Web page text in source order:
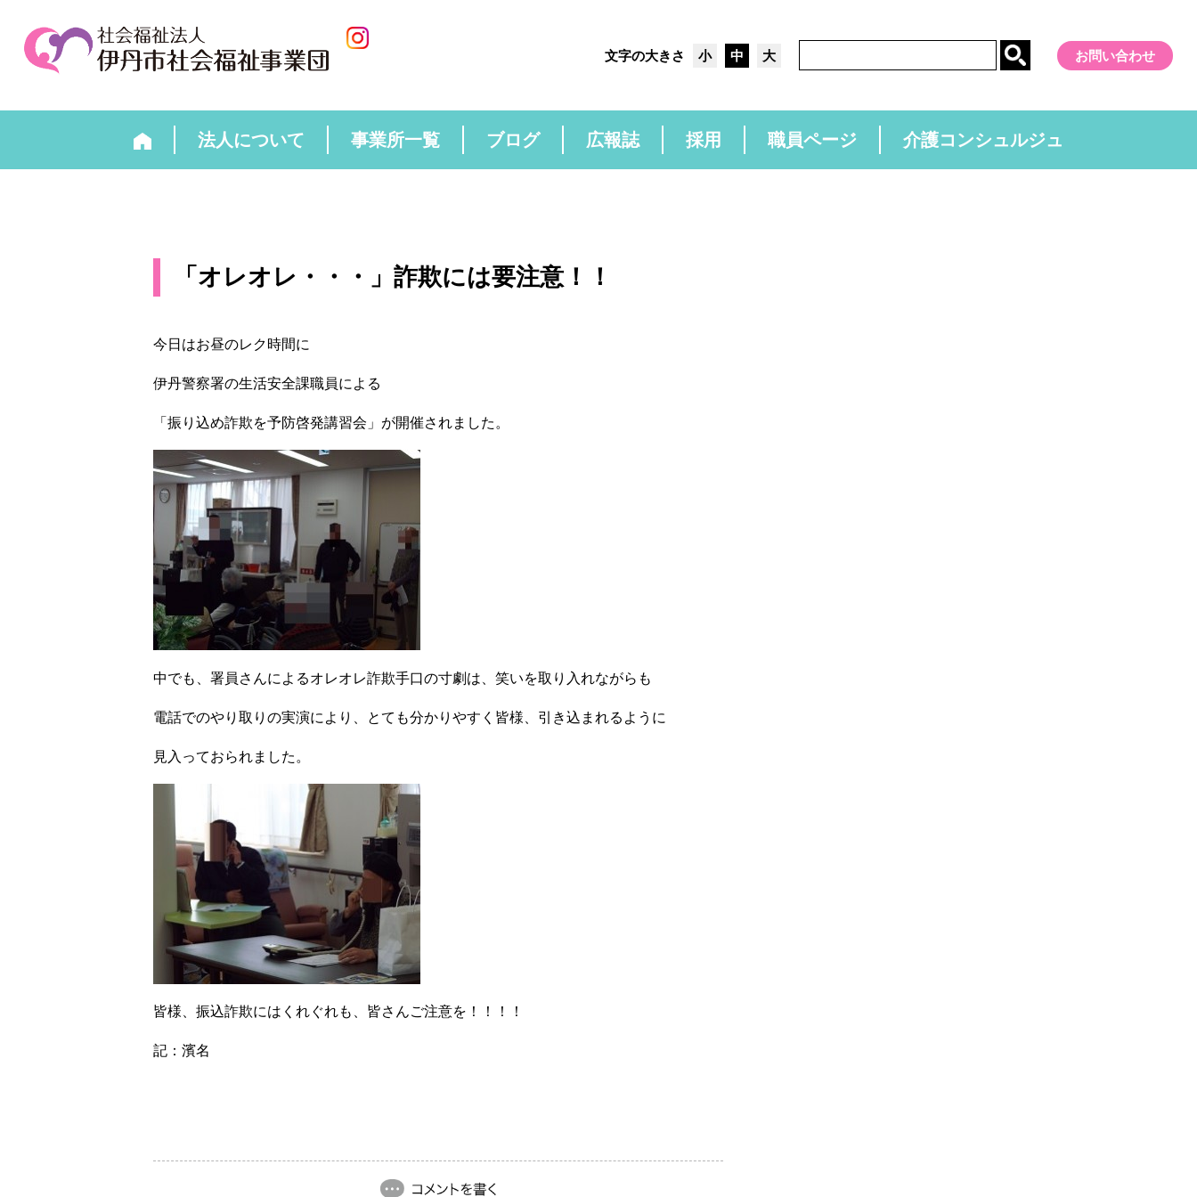
文字の大きさ 小 中 大 お問い合わせ
法人について 事業所一覧 ブログ 広報誌 採用 職員ページ 介護コンシュルジュ
「オレオレ・・・」詐欺には要注意！！
今日はお昼のレク時間に
伊丹警察署の生活安全課職員による
「振り込め詐欺を予防啓発講習会」が開催されました。
中でも、署員さんによるオレオレ詐欺手口の寸劇は、笑いを取り入れながらも
電話でのやり取りの実演により、とても分かりやすく皆様、引き込まれるように
見入っておられました。
皆様、振込詐欺にはくれぐれも、皆さんご注意を！！！！
記：濱名